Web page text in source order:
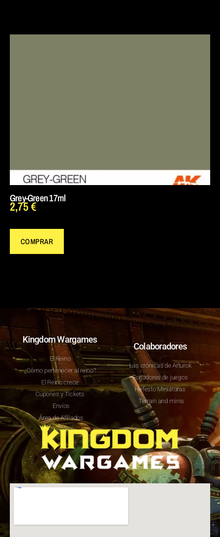
Grey-Green 17ml
2,75€
COMPRAR
Kingdom Wargames
El Reino
¿Cómo pertenecer al reino?
El Reino crece
Cupones y Tickets
Envíos
Área de Afiliados
Colaboradores
Las crónicas de Arturok
Forjadores de juegos
Hefesto Miniaturas
Terrain and minis